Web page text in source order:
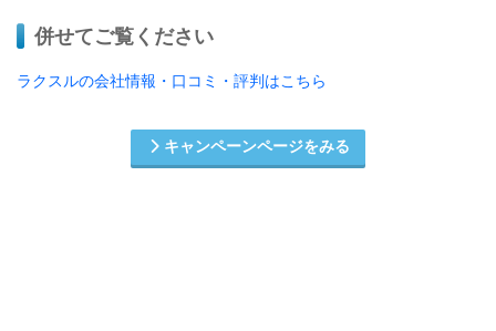
併せてご覧ください
ラクスルの会社情報・口コミ・評判はこちら
キャンペーンページをみる